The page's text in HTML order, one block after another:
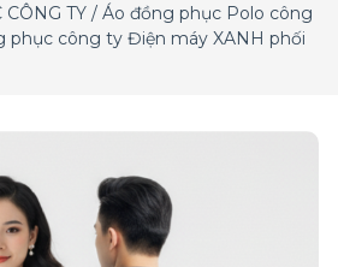
TY / Áo đồng phục Polo công
phục công ty Điện máy XANH phối